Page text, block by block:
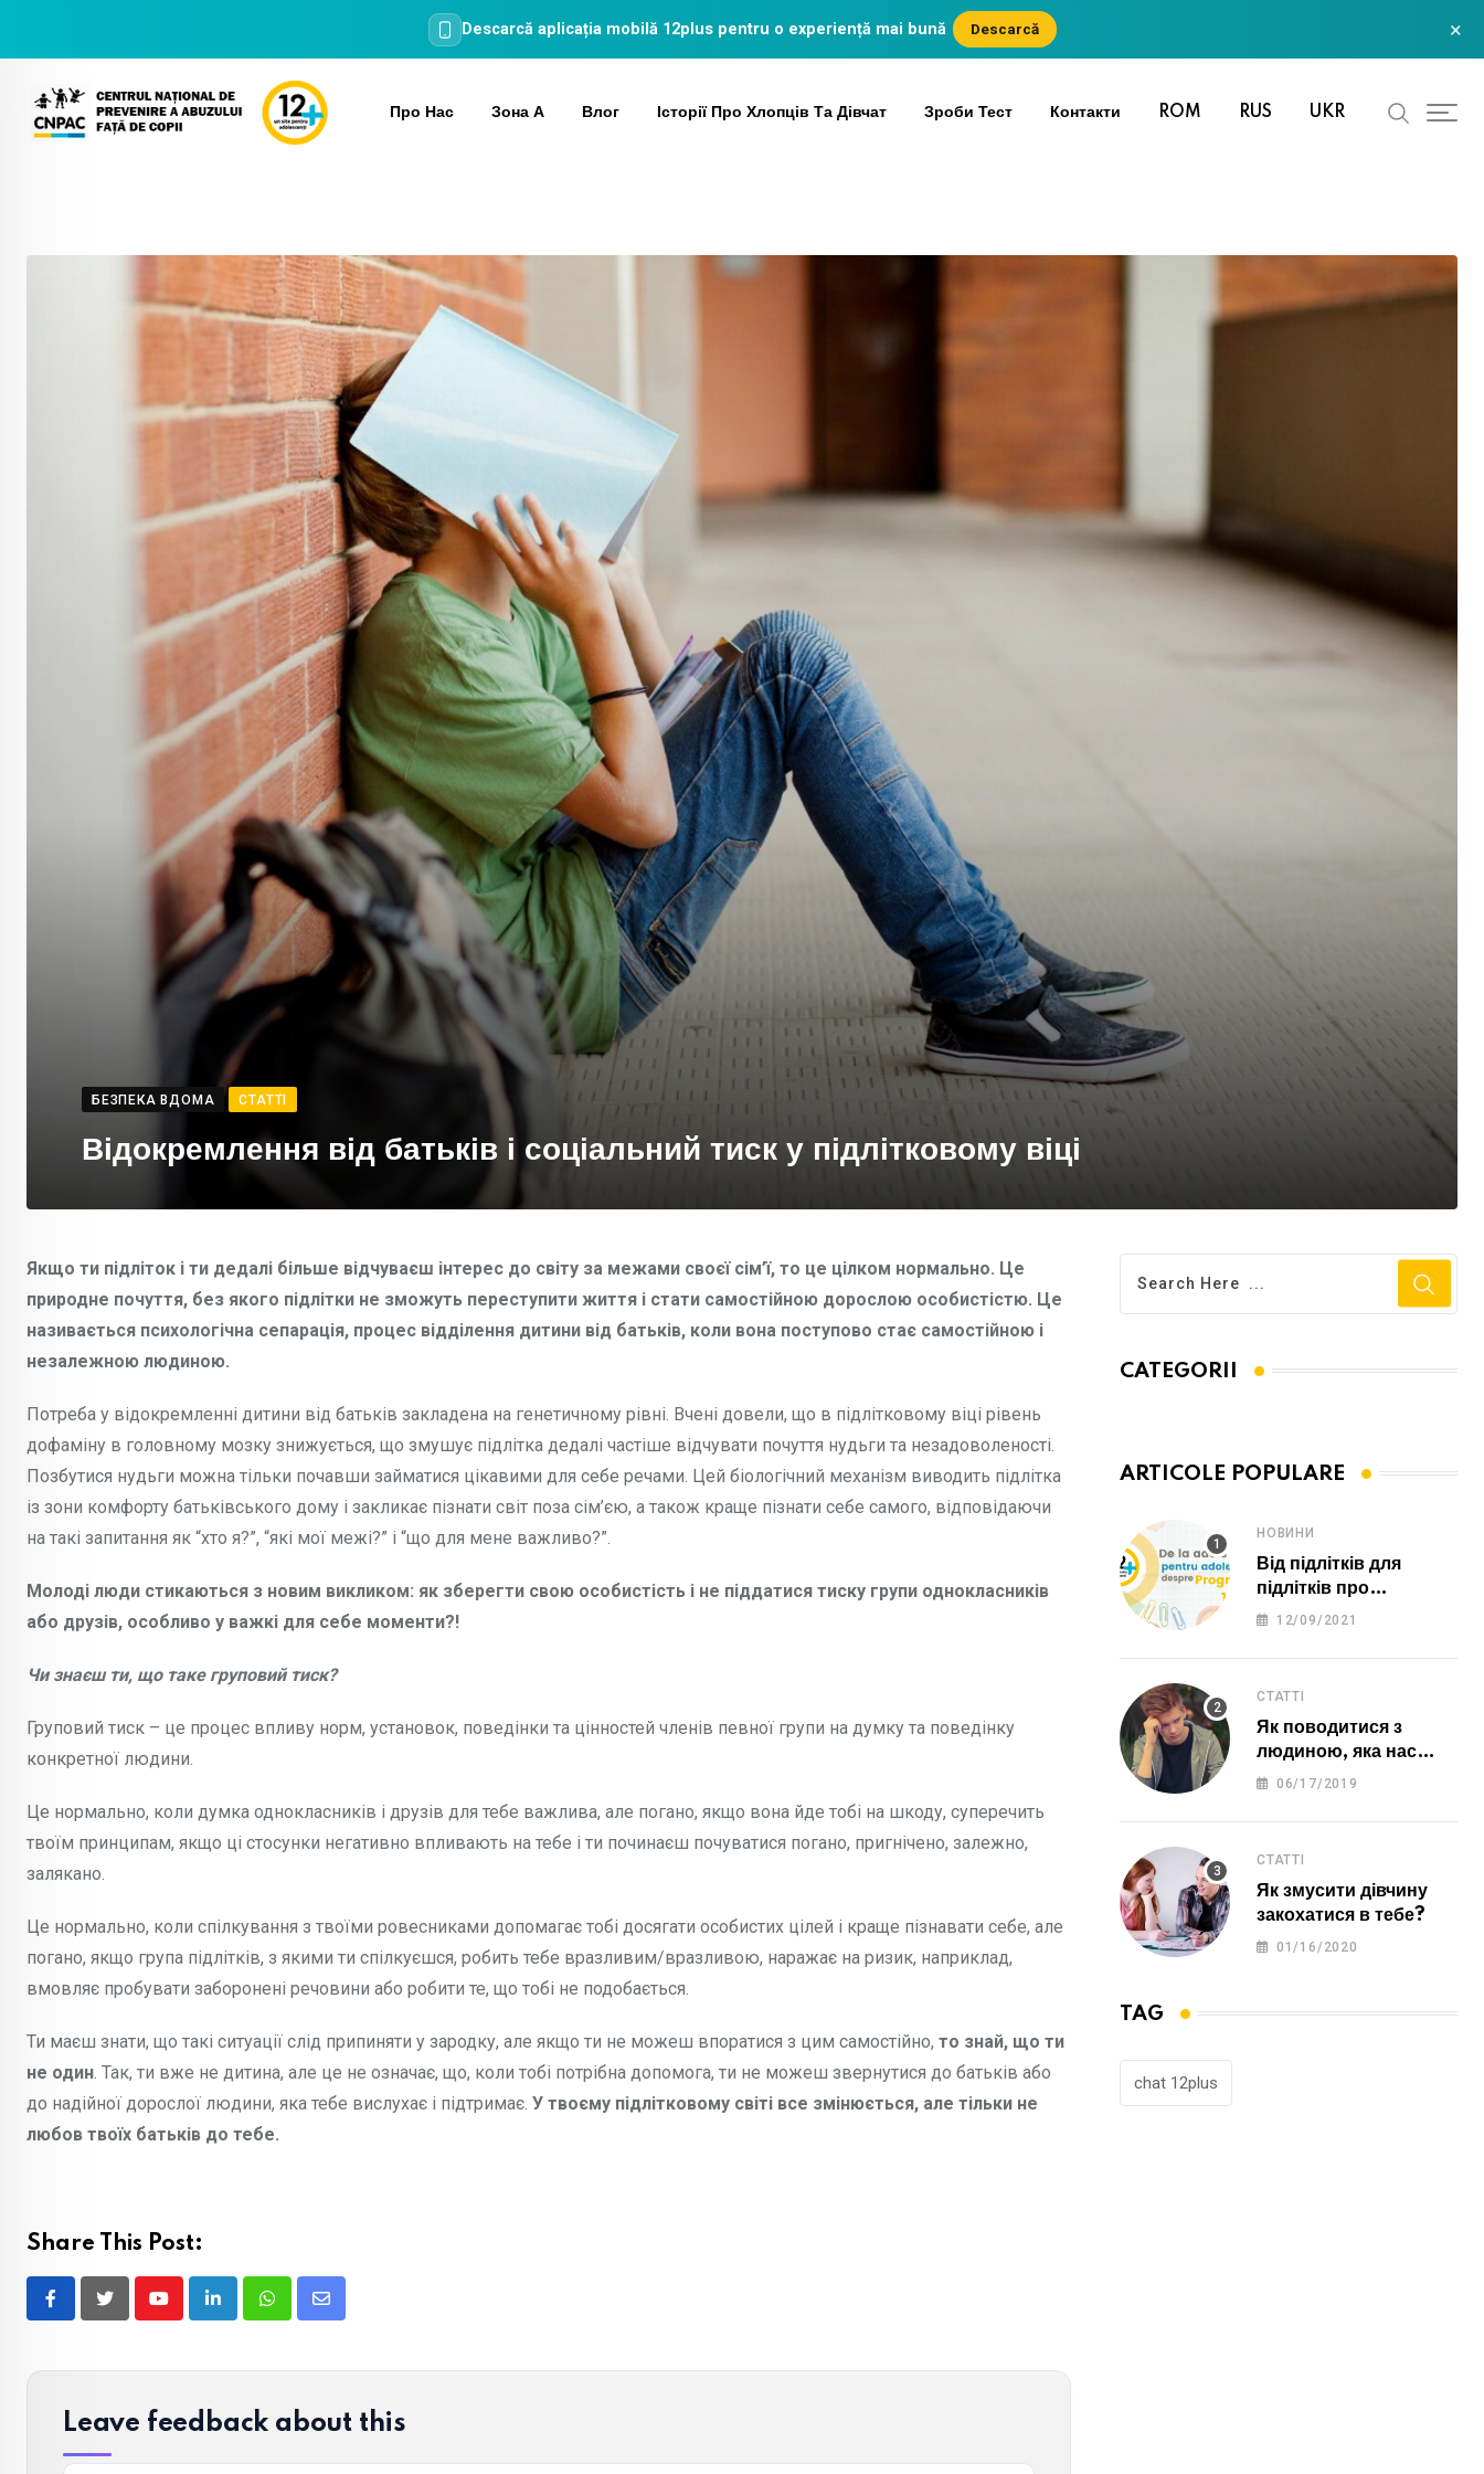
Descarcă aplicația mobilă 12pluspentru o experiență mai bună Descarcă ×
content
Про Нас Зона А Влог Історії Про Хлопців Та Дівчат Зроби Тест Контакти ROM RUS UKR
БЕЗПЕКА ВДОМА СТАТТІ
Відокремлення від батьків і соціальний тиск у підлітковому віці
Якщо ти підліток і ти дедалі більше відчуваєш інтерес до світу за межами своєї сім’ї, то це цілком нормально. Це
природне почуття, без якого підлітки не зможуть переступити життя і стати самостійною дорослою особистістю. Це
називається психологічна сепарація, процес відділення дитини від батьків, коли вона поступово стає самостійною і
незалежною людиною.
Потреба у відокремленні дитини від батьків закладена на генетичному рівні. Вчені довели, що в підлітковому віці рівень
дофаміну в головному мозку знижується, що змушує підлітка дедалі частіше відчувати почуття нудьги та незадоволеності.
Позбутися нудьги можна тільки почавши займатися цікавими для себе речами. Цей біологічний механізм виводить підлітка
із зони комфорту батьківського дому і закликає пізнати світ поза сім’єю, а також краще пізнати себе самого, відповідаючи
на такі запитання як “хто я?”, “які мої межі?” і “що для мене важливо?”.
Молоді люди стикаються з новим викликом: як зберегти свою особистість і не піддатися тиску групи однокласників
або друзів, особливо у важкі для себе моменти?!
Чи знаєш ти, що таке груповий тиск?
Груповий тиск – це процес впливу норм, установок, поведінки та цінностей членів певної групи на думку та поведінку
конкретної людини.
Це нормально, коли думка однокласників і друзів для тебе важлива, але погано, якщо вона йде тобі на шкоду, суперечить
твоїм принципам, якщо ці стосунки негативно впливають на тебе і ти починаєш почуватися погано, пригнічено, залежно,
залякано.
Це нормально, коли спілкування з твоїми ровесниками допомагає тобі досягати особистих цілей і краще пізнавати себе, але
погано, якщо група підлітків, з якими ти спілкуєшся, робить тебе вразливим/вразливою, наражає на ризик, наприклад,
вмовляє пробувати заборонені речовини або робити те, що тобі не подобається.
Ти маєш знати, що такі ситуації слід припиняти у зародку, але якщо ти не можеш впоратися з цим самостійно, то знай, що ти
не один. Так, ти вже не дитина, але це не означає, що, коли тобі потрібна допомога, ти не можеш звернутися до батьків або
до надійної дорослої людини, яка тебе вислухає і підтримає. У твоєму підлітковому світі все змінюється, але тільки не
любов твоїх батьків до тебе.
Share This Post:
YoutubeLinkedInWhatsappShare
Email
Leave feedback about this
CATEGORII
ARTICOLE POPULARE
НОВИНИ
Від підлітків для
підлітків про
програму 12 ПЛЮС
12/09/2021
СТАТТІ
Як поводитися з
людиною, яка нас
образила?
06/17/2019
СТАТТІ
Як змусити дівчину
закохатися в тебе?
01/16/2020
TAG
chat 12plus